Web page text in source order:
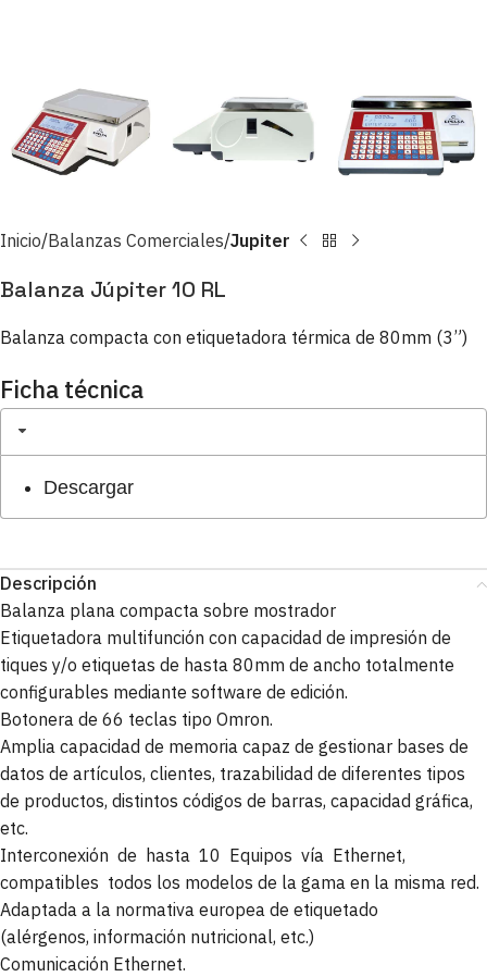
Inicio Balanzas Comerciales Jupiter
Balanza Júpiter 10 RL
Balanza compacta con etiquetadora térmica de 80mm (3”)
Ficha técnica
Descargar
Descripción
Balanza plana compacta sobre mostrador
Etiquetadora multifunción con capacidad de impresión de
tiques y/o etiquetas de hasta 80mm de ancho totalmente
configurables mediante software de edición.
Botonera de 66 teclas tipo Omron.
Amplia capacidad de memoria capaz de gestionar bases de
datos de artículos, clientes, trazabilidad de diferentes tipos
de productos, distintos códigos de barras, capacidad gráfica,
etc.
Interconexión de hasta 10 Equipos vía Ethernet,
compatibles todos los modelos de la gama en la misma red.
Adaptada a la normativa europea de etiquetado
(alérgenos, información nutricional, etc.)
Comunicación Ethernet.